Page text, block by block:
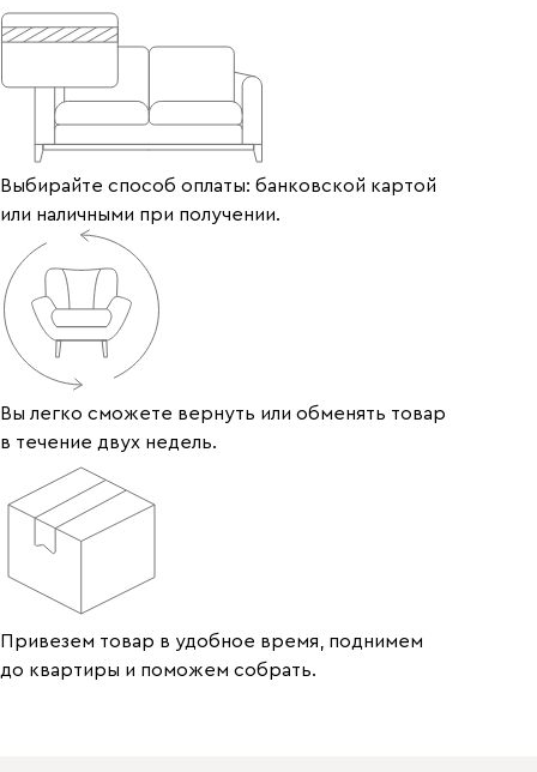
Выбирайте способ оплаты: банковской картой
или наличными при получении.
Вы легко сможете вернуть или обменять товар
в течение двух недель.
Привезем товар в удобное время, поднимем
до квартиры и поможем собрать.